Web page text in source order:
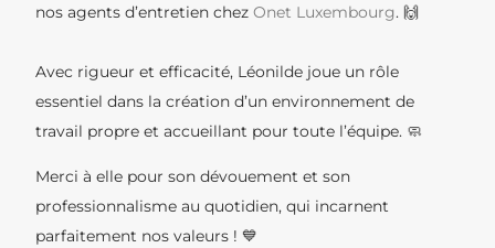
nos agents d’entretien chez Onet Luxembourg. 🙌
Avec rigueur et efficacité, Léonilde joue un rôle
essentiel dans la création d’un environnement de
travail propre et accueillant pour toute l’équipe. 🧼
Merci à elle pour son dévouement et son
professionnalisme au quotidien, qui incarnent
parfaitement nos valeurs ! 💙